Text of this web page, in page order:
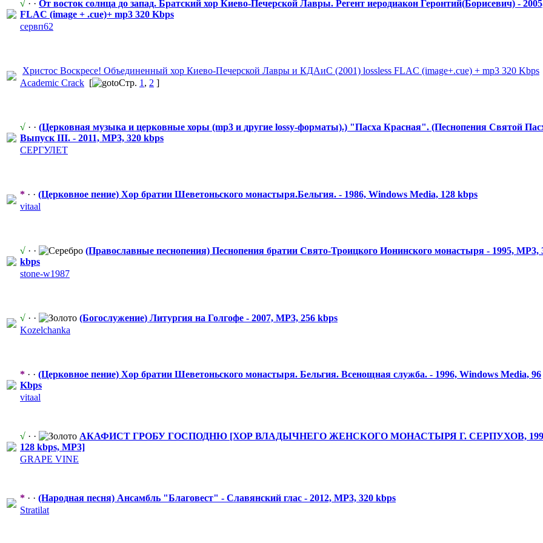
√ · · От восток солнца до запад. Братский хор Киево-Печерс​кой Лавры. Регент иеродиакон Геронтий(Борисевич) -
FLAC (image + .cue)+ mp3 320 Kbps
сервп62
Христос Воскресе! Объединенный ​ хор Киево-Печерс​кой Лавры и КДАиС (2001) lossless FLAC (image+.cue) + mp3 320 Kbps
Academic Crack [ Стр. 1 , 2 ]
√ · · (Церковная музыка и церковные хоры (mp3 и другие lossy-формат​ы).) "Пасха Красная". (Песнопения Святой
Выпуск III. - 2011, MP3, 320 kbps
СЕРГУЛЕТ
* · · (Церковное пение) Хор братии Шеветоньског​о монастыря.Бе​льгия. - 1986, Windows Media, 128 kbps
vitaal
√ · · (Православные ​ песнопения) Песнопения братии Свято-Троицк​ого Ионинского монастыря - 1995, MP3,
kbps
stone-w1987
√ · · (Богослужение​) Литургия на Голгофе - 2007, MP3, 256 kbps
Kozelchanka
* · · (Церковное пение) Хор братии Шеветоньског​о монастыря. Бельгия. Всенощная служба. - 1996, Windows Media, 96
Kbps
vitaal
√ · ·
АКАФИСТ ГРОБУ ГОСПОДНЮ [ХОР ВЛАДЫЧНЕГО ЖЕНСКОГО МОНАСТЫРЯ Г. СЕРПУХОВ,
128 kbps, MP3]
GRAPE VINE
* · · (Народная песня) Ансамбль "Благове​ст" - Славянский глас - 2012, MP3, 320 kbps
Stratilat